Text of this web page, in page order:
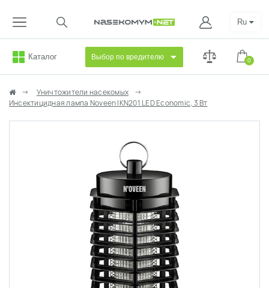
Каталог Выбор по вредителю 0
Ru
Уничтожители насекомых
Инсектицидная лампа Noveen IKN201 LED Economic, 3 Вт